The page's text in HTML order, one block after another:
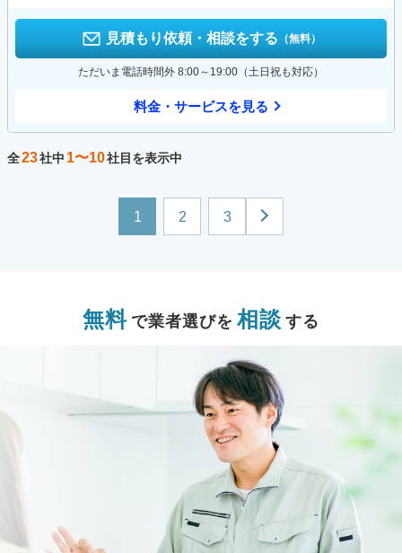
見積もり依頼・相談をする （無料）
ただいま電話時間外 8:00～19:00（土日祝も対応）
料金・サービスを見る
全23社中 1〜10社目を表示中
1 2 3
無料 で業者選びを 相談 する